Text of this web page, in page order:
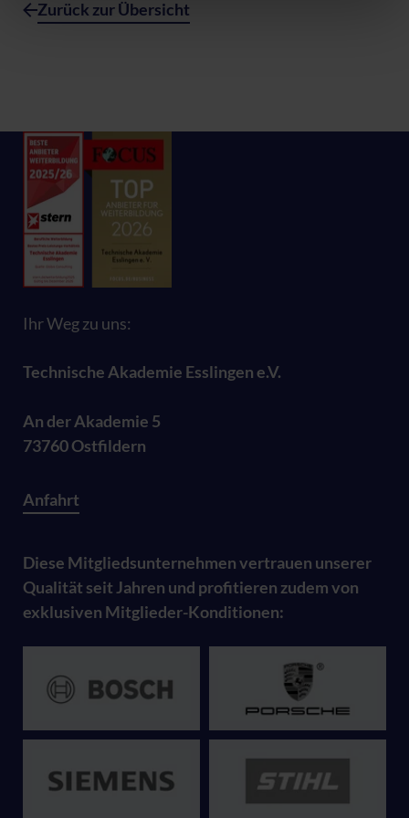
Datenschutzerklärung|Impressum
Zurück zur Übersicht
Ihr Weg zu uns:
Technische Akademie Esslingen e.V.
An der Akademie 5
73760 Ostfildern
Anfahrt
Diese Mitgliedsunternehmen vertrauen unserer
Qualität seit Jahren und profitieren zudem von
exklusiven Mitglieder-Konditionen: